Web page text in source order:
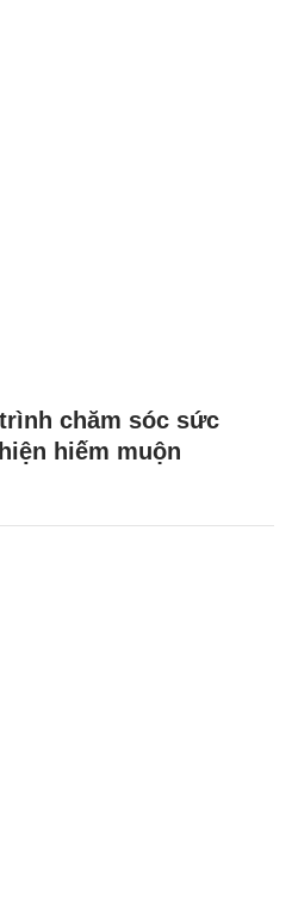
chăm sóc sức
hiếm muộn